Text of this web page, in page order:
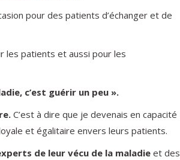
pour des patients d’échanger et de
les patients et aussi pour les
c’est guérir un peu ».
C’est à dire que je devenais en capacité
et égalitaire envers leurs patients.
de leur vécu de la maladie et des